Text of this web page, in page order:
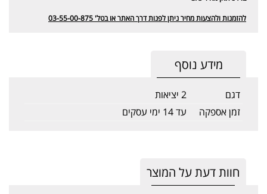
להזמנות ולהצעות מחיר ניתן לפנות דרך האתר או בטל' 03-55-00-875
מידע נוסף
דגם
2 יציאות
זמן אספקה
עד 14 ימי עסקים
חוות דעת על המוצר